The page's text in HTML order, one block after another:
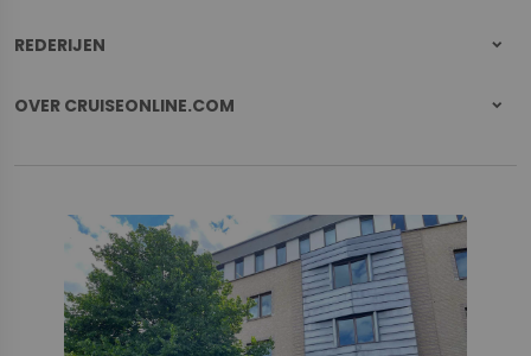
REDERIJEN
OVER CRUISEONLINE.COM